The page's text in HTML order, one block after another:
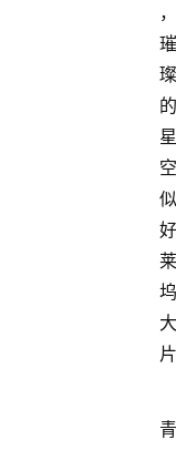
，
璀
璨
的
星
空
似
好
莱
坞
大
片
青